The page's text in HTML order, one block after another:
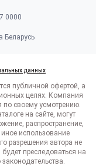
0000
Беларусь
данных
публичной офертой, а
целях. Компания
по своему усмотрению.
на сайте, могут
распространение,
использование
разрешения автора не
преследоваться на